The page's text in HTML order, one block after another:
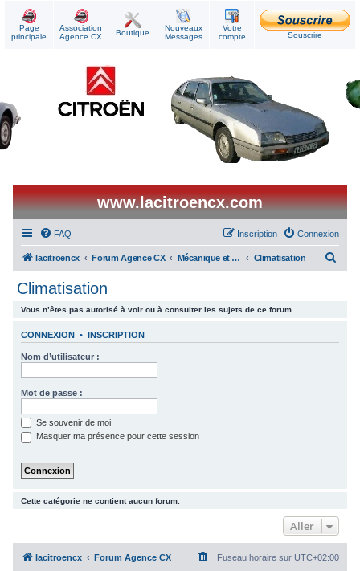
Page
principale
Association
Agence CX
Boutique
Nouveaux
Messages
Votre
compte
Souscrire
www.lacitroencx.com
FAQ Connexion
Inscription
lacitroencx Forum Agence CX Mécanique et Réparations Climatisation
Climatisation
Vous n’êtes pas autorisé à voir ou à consulter les sujets de ce forum.
CONNEXION • INSCRIPTION
Nom d’utilisateur :
Mot de passe :
Se souvenir de moi
Masquer ma présence pour cette session
Cette catégorie ne contient aucun forum.
Aller
lacitroencx Forum Agence CX Fuseau horaire sur UTC+02:00